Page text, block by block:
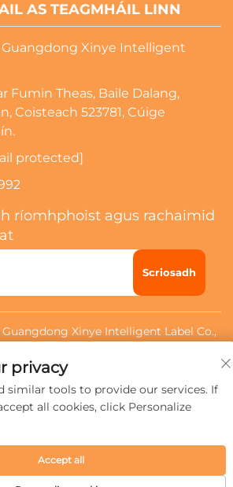
AS TEAGMHÁIL LINN
Xinye Intelligent
Fumin Theas, Baile Dalang,
Coisteach 523781, Cúige
protected]
ríomhphoist agus rachaimid
Scriosadh
Xinye Intelligent Label Co.,
privacy
similar tools to provide our services. If
all cookies, click Personalize
Accept all